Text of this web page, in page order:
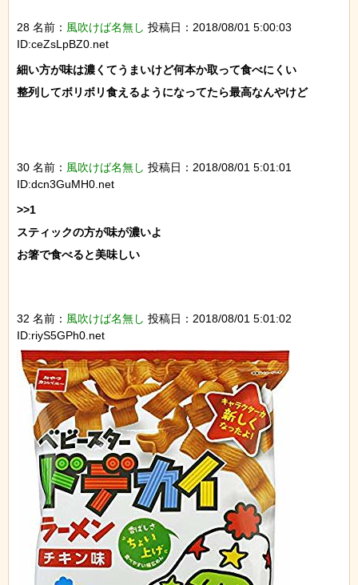
28 名前： 風吹けば名無し 投稿日：2018/08/01 5:00:03
ID:ceZsLpBZ0.net
細い方が味は濃くてうまいけど何本か取って食べにくい
整列してボリボリ食えるようになってたら最高なんやけど
30 名前： 風吹けば名無し 投稿日：2018/08/01 5:01:01
ID:dcn3GuMH0.net
>>1
スティックの方が味が濃いよ
お箸で食べると美味しい
32 名前： 風吹けば名無し 投稿日：2018/08/01 5:01:02
ID:riyS5GPh0.net